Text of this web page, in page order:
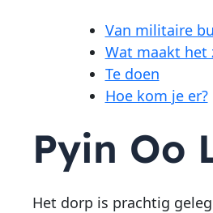
Van militaire
Wat maakt het
Te doen
Hoe kom je er?
Pyin Oo
Het dorp is prachtig